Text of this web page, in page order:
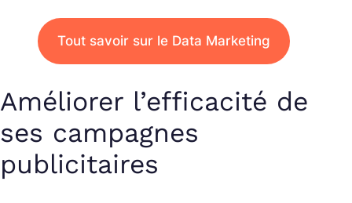
Tout savoir sur le Data Marketing
Améliorer l’efficacité de
ses campagnes
publicitaires